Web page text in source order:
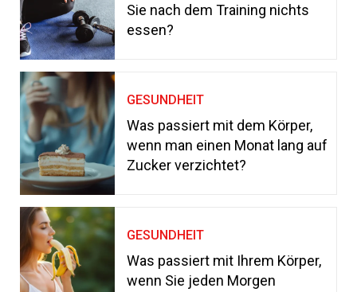
Sie nach dem Training nichts
essen?
GESUNDHEIT
Was passiert mit dem Körper,
wenn man einen Monat lang auf
Zucker verzichtet?
GESUNDHEIT
Was passiert mit Ihrem Körper,
wenn Sie jeden Morgen